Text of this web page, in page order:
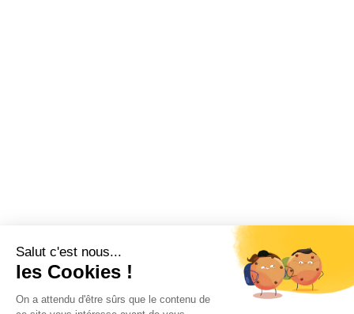
Salut c'est nous...
les Cookies !
On a attendu d'être sûrs que le contenu de